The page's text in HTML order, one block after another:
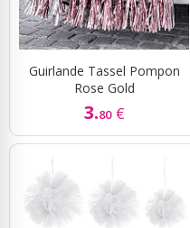
Guirlande Tassel Pompon
Rose Gold
3.80 €